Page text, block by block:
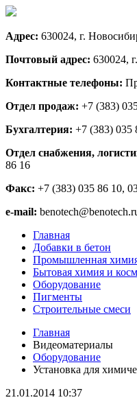
Адрес: 630024, г.
Почтовый адрес: 630024,
Контактные телефоны:
Отдел продаж: +7 (383)
Бухгалтерия: +7 (383) 035
Отдел снабжения,
86 16
Факс: +7 (383) 035 86 10,
e-mail:
Главная
Добавки в бетон
Промышленная
Бытовая химия и
Оборудование
Пигменты
Строительные смеси
Главная
Видеоматериалы
Оборудование
Установка для
21.01.2014 10:37